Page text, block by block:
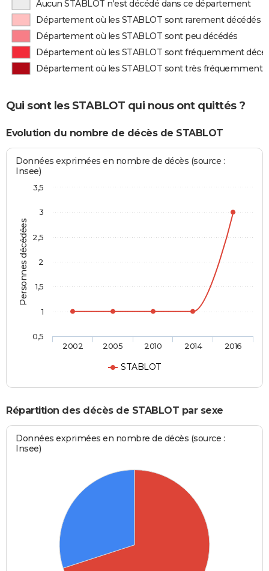
Aucun STABLOT n'est décédé dans ce département
Département où les STABLOT sont rarement décédés
Département où les STABLOT sont peu décédés
Département où les STABLOT sont fréquemment
Département où les STABLOT sont très fréquemment
Qui sont les STABLOT qui nous ont quittés ?
Evolution du nombre de décès de STABLOT
Personnes décédées
Données exprimées en nombre de décès (source :
Insee)
STABLOT
2002 2005 2010 2014 2016
0,5
1
1,5
2
2,5
3
3,5
Répartition des décès de STABLOT par sexe
Données exprimées en nombre de décès (source :
Insee)